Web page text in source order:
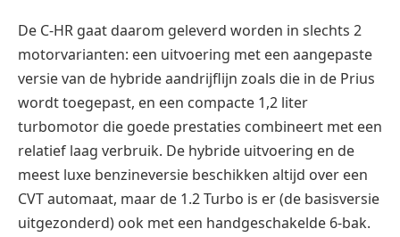
De C-HR gaat daarom geleverd worden in slechts 2
motorvarianten: een uitvoering met een aangepaste
versie van de hybride aandrijflijn zoals die in de Prius
wordt toegepast, en een compacte 1,2 liter
turbomotor die goede prestaties combineert met een
relatief laag verbruik. De hybride uitvoering en de
meest luxe benzineversie beschikken altijd over een
CVT automaat, maar de 1.2 Turbo is er (de basisversie
uitgezonderd) ook met een handgeschakelde 6-bak.